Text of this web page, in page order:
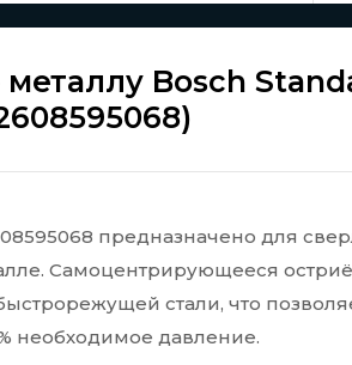
Bosch
предназначено для
Самоцентрирующееся остриё
стали, что
необходимое давление.